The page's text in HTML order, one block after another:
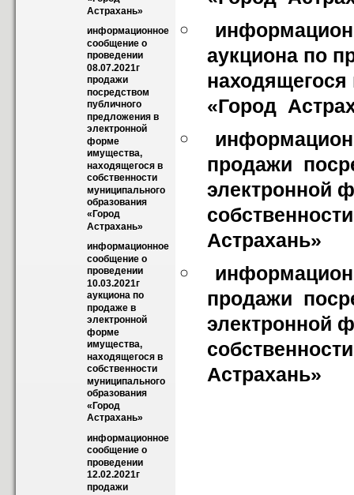
Астрахань»
информационное
сообщение о
проведении
08.07.2021г
продажи
посредством
публичного
предложения в
электронной
форме
имущества,
находящегося в
собственности
муниципального
образования
«Город
Астрахань»
информационное
сообщение о
проведении
10.03.2021г
аукциона по
продаже в
электронной
форме
имущества,
находящегося в
собственности
муниципального
образования
«Город
Астрахань»
информационное
сообщение о
проведении
12.02.2021г
продажи
аукциона по
находящегося
«Город
продажи
электронной
Астрахань»
продажи
электронной
Астрахань»